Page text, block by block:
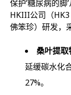
保护’糖尿病的脚
HKIII公司（
佛笨珍）研发，
桑叶提取
延缓碳水化
27%。